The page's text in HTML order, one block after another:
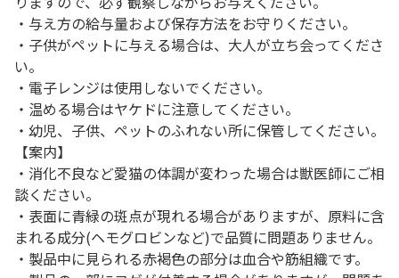
・与え方の給与量および保存方法をお守りください。
・子供がペットに与える場合は、大人が立ち会ってくださ
い。
・電子レンジは使用しないでください。
・温める場合はヤケドに注意してください。
・幼児、子供、ペットのふれない所に保管してください。
【案内】
・消化不良など愛猫の体調が変わった場合は獣医師にご相
談ください。
・表面に青緑の斑点が現れる場合がありますが、原料に含
まれる成分(ヘモグロビンなど)で品質に問題ありません。
・製品中に見られる赤褐色の部分は血合や筋組織です。